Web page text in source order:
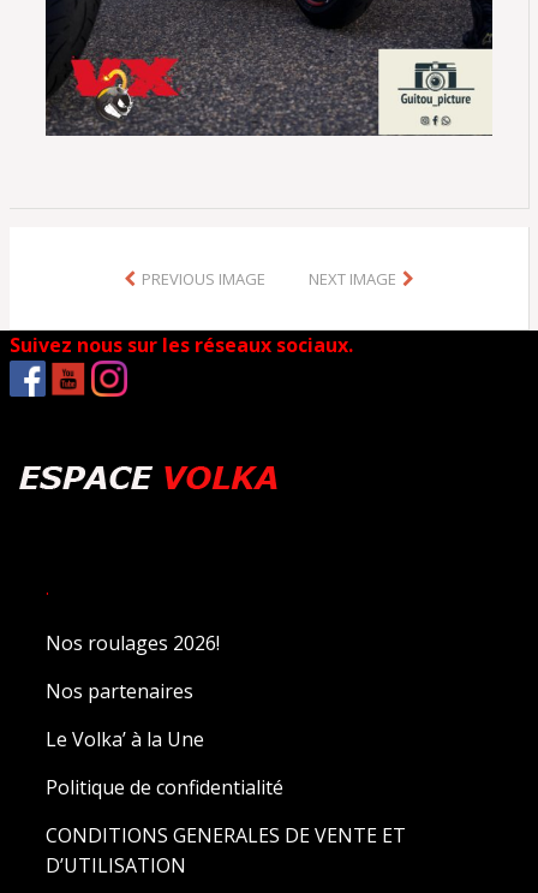
PREVIOUS IMAGE NEXT IMAGE
Suivez nous sur les réseaux sociaux.
.
Nos roulages 2026!
Nos partenaires
Le Volka’ à la Une
Politique de confidentialité
CONDITIONS GENERALES DE VENTE ET
D’UTILISATION